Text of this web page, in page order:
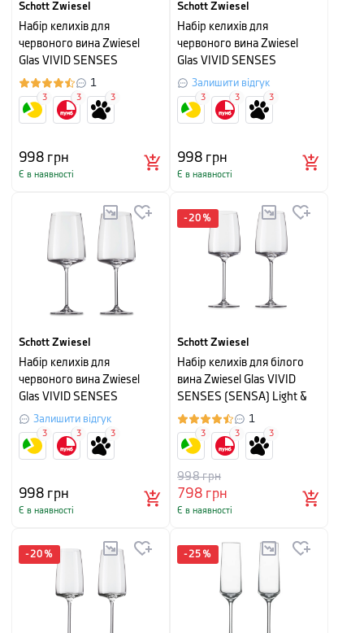
Schott Zwiesel
Набір келихів для
червоного вина Zwiesel
Glas VIVID SENSES
(SENSA) Velvety &amp;
Sumptuous, об'єм 0,710 л,
прозорий, 2 шт
1
998грн
Є в наявності
3 3 3
Schott Zwiesel
Набір келихів для
червоного вина Zwiesel
Glas VIVID SENSES
(SENSA) Fruity & Delicate,
об'єм 0,535 л, прозорий, 2
шт
Залишити відгук
998грн
Є в наявності
3 3 3
Schott Zwiesel
Набір келихів для
червоного вина Zwiesel
Glas VIVID SENSES
(SENSA) Flavoursome &
Spice, об'єм 0,660 л,
прозорий, 2 шт
Залишити відгук
998грн
Є в наявності
3 3 3
-20 %
Schott Zwiesel
Набір келихів для білого
вина Zwiesel Glas VIVID
SENSES (SENSA) Light &
Fresh, об'єм 0,363 л,
прозорий, 2 штуки
1
798грн
998грн
Є в наявності
3 3 3
-20 % -25 %